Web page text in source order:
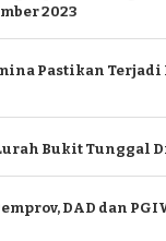
2023
Pastikan
Bukit Tunggal
DAD dan